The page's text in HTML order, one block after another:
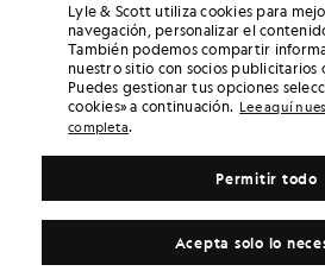
Lyle & Scott utiliza cookies para
navegación, personalizar el
También podemos compartir
nuestro sitio con socios
Puedes gestionar tus opciones
cookies» a continuación. Lee aquí
completa.
Acepta solo lo
Permitir todo